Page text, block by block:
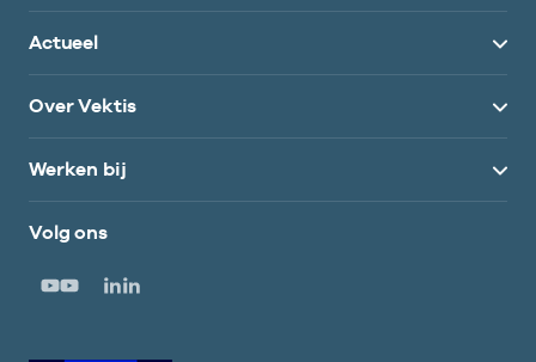
Actueel
Over Vektis
Werken bij
Volg ons